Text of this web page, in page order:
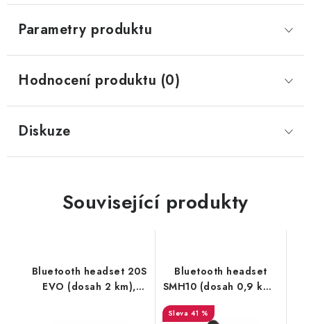
Parametry produktu
Hodnocení produktu (0)
Diskuze
Související produkty
Bluetooth headset 20S
EVO (dosah 2 km),
Bluetooth headset
SMH10 (dosah 0,9 km),
SENA
41 %